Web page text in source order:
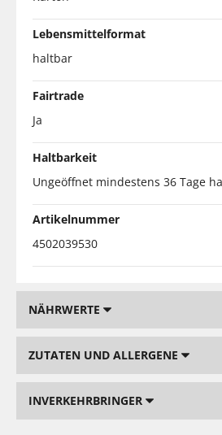
Lebensmittelformat
haltbar
Fairtrade
Ja
Haltbarkeit
Ungeöffnet mindestens 36 Tage
Artikelnummer
4502039530
NÄHRWERTE
ZUTATEN UND ALLERGENE
INVERKEHRBRINGER